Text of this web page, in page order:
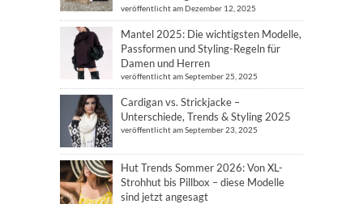
veröffentlicht am Dezember 12, 2025
Mantel 2025: Die wichtigsten Modelle,
Passformen und Styling-Regeln für
Damen und Herren
veröffentlicht am September 25, 2025
Cardigan vs. Strickjacke –
Unterschiede, Trends & Styling 2025
veröffentlicht am September 23, 2025
Hut Trends Sommer 2026: Von XL-
Strohhut bis Pillbox – diese Modelle
sind jetzt angesagt